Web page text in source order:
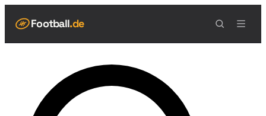
Football.de
Live Scores